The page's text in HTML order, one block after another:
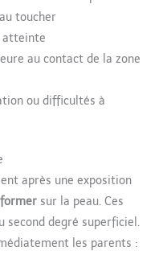
toucher
atteinte
au contact de la zone
ou difficultés à
après une exposition
sur la peau. Ces
second degré superficiel.
les parents :